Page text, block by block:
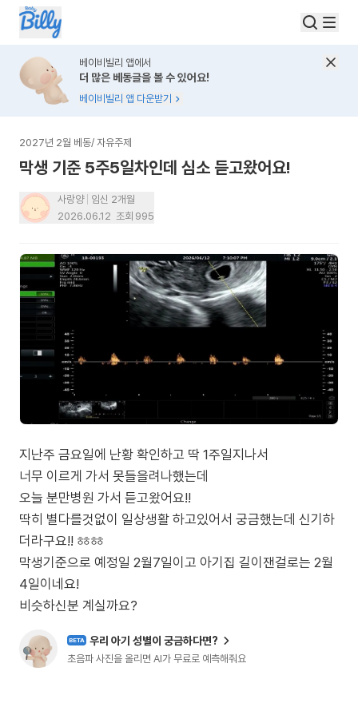
베이비빌리 앱에서
더 많은 베동글을 볼 수 있어요!
베이비빌리 앱 다운받기
2027년 2월 베동/ 자유주제
막생 기준 5주5일차인데 심소 듣고왔어요!
사랑양
임신 2개월
2026.06.12 조회 995
지난주 금요일에 난황 확인하고 딱 1주일지나서
너무 이르게 가서 못들을려나했는데
오늘 분만병원 가서 듣고왔어요!!
딱히 별다를것없이 일상생활 하고있어서 궁금했는데 신기하
더라구요!! ㆅㆅ
막생기준으로 예정일 2월7일이고 아기집 길이잰걸로는 2월
4일이네요!
비슷하신분 계실까요?
BETA 우리 아기 성별이 궁금하다면?
초음파 사진을 올리면 AI가 무료로 예측해줘요